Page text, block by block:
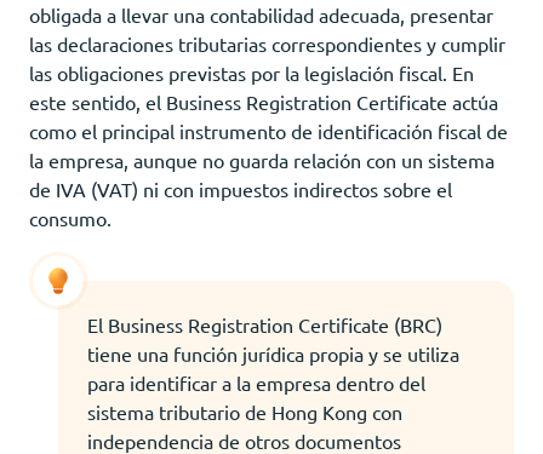
obligada a llevar una contabilidad adecuada, presentar
las declaraciones tributarias correspondientes y cumplir
las obligaciones previstas por la legislación fiscal. En
este sentido, el Business Registration Certificate actúa
como el principal instrumento de identificación fiscal de
la empresa, aunque no guarda relación con un sistema
de IVA (VAT) ni con impuestos indirectos sobre el
consumo.
El Business Registration Certificate (BRC)
tiene una función jurídica propia y se utiliza
para identificar a la empresa dentro del
sistema tributario de Hong Kong con
independencia de otros documentos